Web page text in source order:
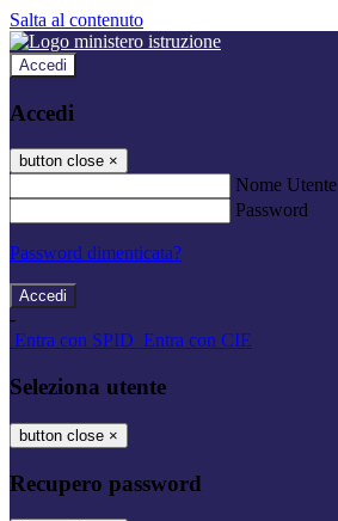
Salta al contenuto
Accedi
Accedi
button close ×
Nome Utente
Password
Password dimenticata?
-
Entra con SPID Entra con CIE
Seleziona utente
button close ×
Recupero password